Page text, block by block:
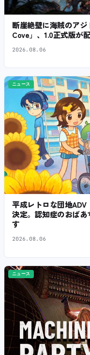
断崖絶壁に海賊のア
Cove」、1.0正式版が
2026.08.06
ニュース
平成レトロな団地ADV
決定。認知症のおば
す
2026.08.06
ニュース